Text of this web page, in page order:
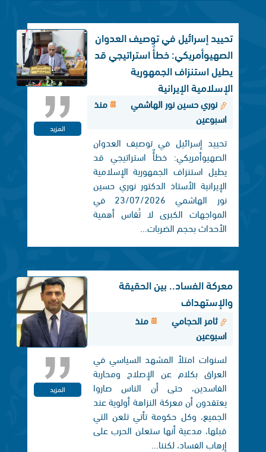
تحييد إسرائيل في توصيف العدوان
الصهيوأمريكي: خطأٌ استراتيجي قد
يطيل استنزاف الجمهورية
الإسلامية الإيرانية
نوري حسين نور الهاشمي
منذ
اسبوعين
تحييد إسرائيل في توصيف العدوان
الصهيوأمريكي: خطأٌ استراتيجي قد
يطيل استنزاف الجمهورية الإسلامية
الإيرانية الأستاذ الدكتور نوري حسين
نور الهاشمي 23/07/2026 في
المواجهات الكبرى لا تُقاس أهمية
الأحداث بحجم الضربات...
المزيد
معركة الفساد.. بين الحقيقة
والإستهداف
ثامر الحجامي
منذ
اسبوعين
لسنوات امتلأ المشهد السياسي في
العراق بكلام عن الإصلاح ومحاربة
الفاسدين، حتى أن الناس صاروا
يعتقدون أن معركة النزاهة أولوية عند
الجميع، وكل حكومة تأتي تلعن التي
قبلها، مدعية أنها ستعلن الحرب على
إرهاب الفساد، لكننا...
المزيد